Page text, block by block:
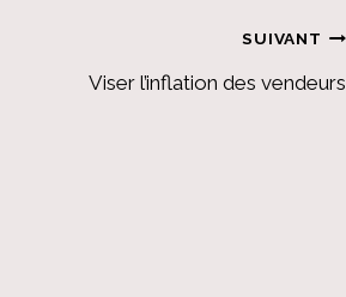
SUIVANT
Viser l’inflation des vendeurs